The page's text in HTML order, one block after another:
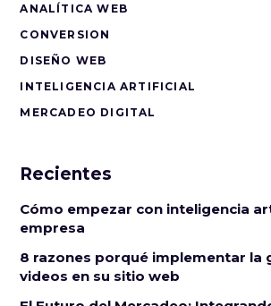
ANALÍTICA WEB
CONVERSION
DISEÑO WEB
INTELIGENCIA ARTIFICIAL
MERCADEO DIGITAL
Recientes
Cómo empezar con inteligencia
empresa
8 razones porqué implementar la
videos en su sitio web